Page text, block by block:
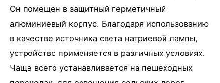
Он помещен в защитный герметичный
алюминиевый корпус. Благодаря использованию
в качестве источника света натриевой лампы,
устройство применяется в различных условиях.
Чаще всего устанавливается на пешеходных